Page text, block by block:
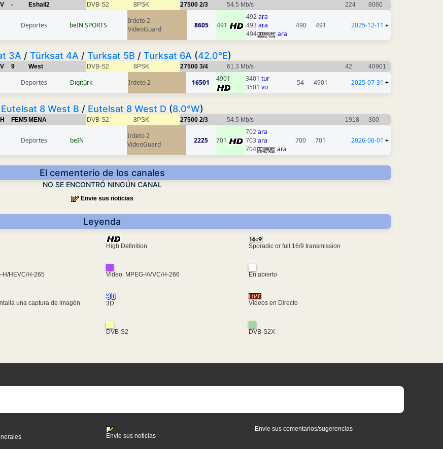
V - Eshail2 DVB-S2 8PSK 27500 2/3 54.5 Mb/s 224 8060
Deportes beIN SPORTS
Irdeto 2
VideoGuard
8605 491
492ara
493ara
494
ara
490 491 2025-12-11 +
3A / Türksat 4A / Turksat 5B / Turksat 6A (42.0°E)
V 9 West DVB-S2 8PSK 27500 3/4 61.3 Mb/s 42 40901
Deportes Digitürk Irdeto 2 16501 4901 3401 tur
3501 vo
54 4901 2025-07-31 +
Eutelsat 8 West B / Eutelsat 8 West D (8.0°W)
H FEM5 MENA DVB-S2 8PSK 27500 2/3 54.5 Mb/s 1918 300
Deportes beIN
Irdeto 2
VideoGuard
2225 701
702ara
703ara
704
ara
700 701 2026-06-01 +
El cementerio de los canales
NO SE ENCONTRÓ NINGÚN CANAL
Envie sus noticias
Leyenda
High Definition Sporadic or full 16/9 transmission
H/HEVC/H-265 Video: MPEG-I/VVC/H-266 En abierto
una captura de imagén 3D Vídeos en Directo
DVB-S2 DVB-S2X
Envie sus noticias
Envie sus comentarios/sugerencias